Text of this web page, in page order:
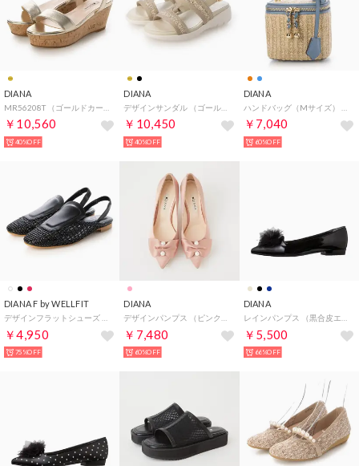
DIANA
￥10,560
40%OFF
DIANA
￥10,450
40%OFF
DIANA
￥7,040
60%OFF
DIANA F by WELLFIT
￥4,950
75%OFF
DIANA
￥7,480
60%OFF
DIANA
￥5,500
66%OFF